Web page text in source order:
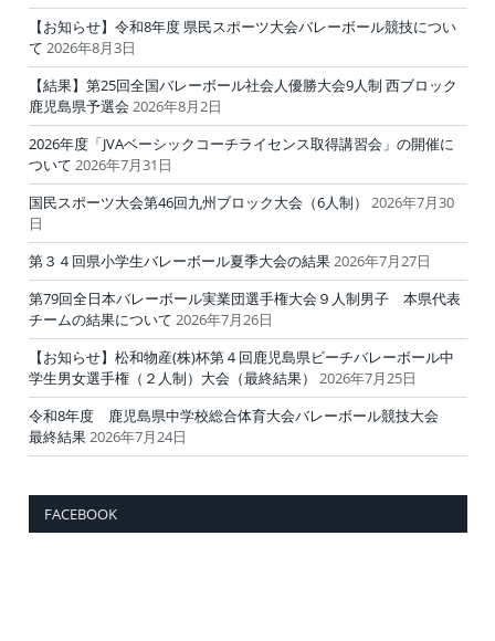
【お知らせ】令和8年度 県民スポーツ大会バレーボール競技につい
て 2026年8月3日
【結果】第25回全国バレーボール社会人優勝大会9人制 西ブロック
鹿児島県予選会 2026年8月2日
2026年度「JVAベーシックコーチライセンス取得講習会」の開催に
ついて 2026年7月31日
国民スポーツ大会第46回九州ブロック大会（6人制）
2026年7月30
日
第３４回県小学生バレーボール夏季大会の結果2026年7月27日
第79回全日本バレーボール実業団選手権大会９人制男子 本県代表
チームの結果について 2026年7月26日
【お知らせ】松和物産(株)杯第４回鹿児島県ビーチバレーボール中
学生男女選手権（２人制）大会（最終結果）
2026年7月25日
令和8年度 鹿児島県中学校総合体育大会バレーボール競技大会
最終結果2026年7月24日
FACEBOOK